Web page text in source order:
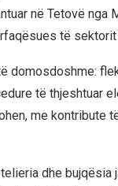
në Tetovë nga
të
domosdoshme:
të thjeshtuar
me kontribute
dhe